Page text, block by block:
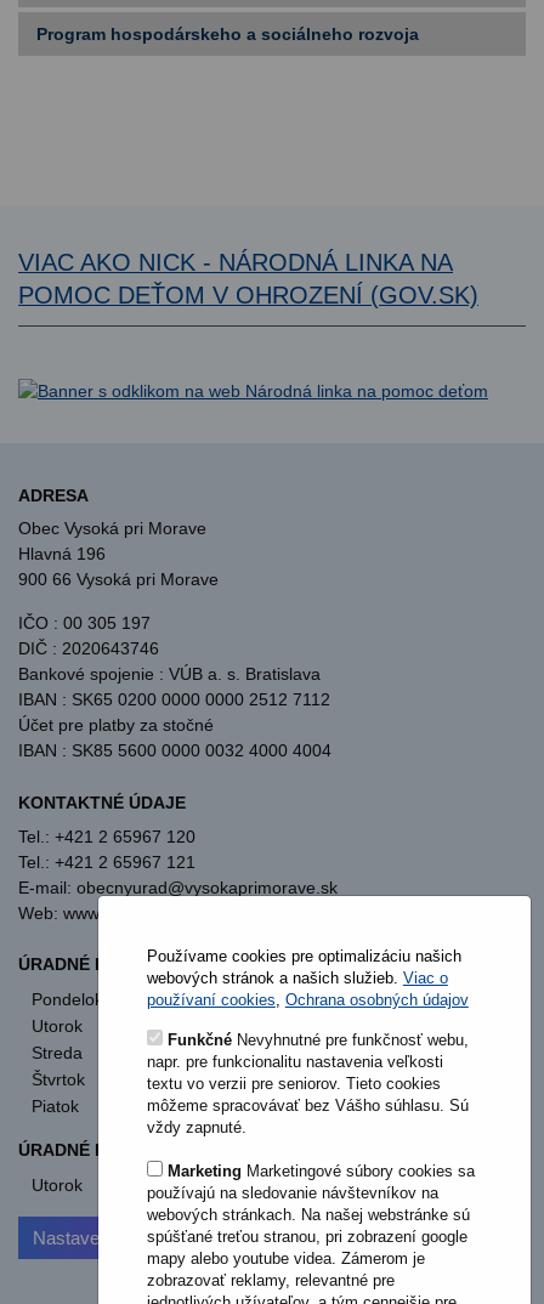
Program hospodárskeho a sociálneho rozvoja
VIAC AKO NICK - NÁRODNÁ LINKA NA
POMOC DEŤOM V OHROZENÍ (GOV.SK)
ADRESA
Obec Vysoká pri Morave
Hlavná 196
900 66 Vysoká pri Morave
IČO : 00 305 197
DIČ : 2020643746
Bankové spojenie : VÚB a. s. Bratislava
IBAN : SK65 0200 0000 0000 2512 7112
Účet pre platby za stočné
IBAN : SK85 5600 0000 0032 4000 4004
KONTAKTNÉ ÚDAJE
Tel.: +421 2 65967 120
Tel.: +421 2 65967 121
E-mail: obecnyurad@vysokaprimorave.sk
Web: www.vysokaprimorave.sk
ÚRADNÉ HODINY OBECNÝ ÚRAD
Pondelok
8:00 - 12:00
13:00 - 15:30
Utorok
Streda
8:00 - 12:00
13:00 - 17:00
Štvrtok
nestránkový deň
Piatok
8:00 - 12:00
ÚRADNÉ HODINY STAVEBNÝ ÚRAD
Utorok
od 11:00
Nastavenia cookies
Používame cookies pre optimalizáciu našich
webových stránok a našich služieb. Viac o
používaní cookies Ochrana osobných údajov
FunkčnéNevyhnutné pre funkčnosť webu,
napr. pre funkcionalitu nastavenia veľkosti
textu vo verzii pre seniorov. Tieto cookies
môžeme spracovávať bez Vášho súhlasu. Sú
vždy zapnuté.
Marketing Marketingové súbory cookies sa
používajú na sledovanie návštevníkov na
webových stránkach. Na našej webstránke sú
spúšťané treťou stranou, pri zobrazení google
mapy alebo youtube videa. Zámerom je
zobrazovať reklamy, relevantné pre